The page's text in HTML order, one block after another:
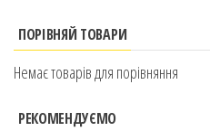
ПОРІВНЯЙ ТОВАРИ
Немає товарів для порівняння
РЕКОМЕНДУЄМО